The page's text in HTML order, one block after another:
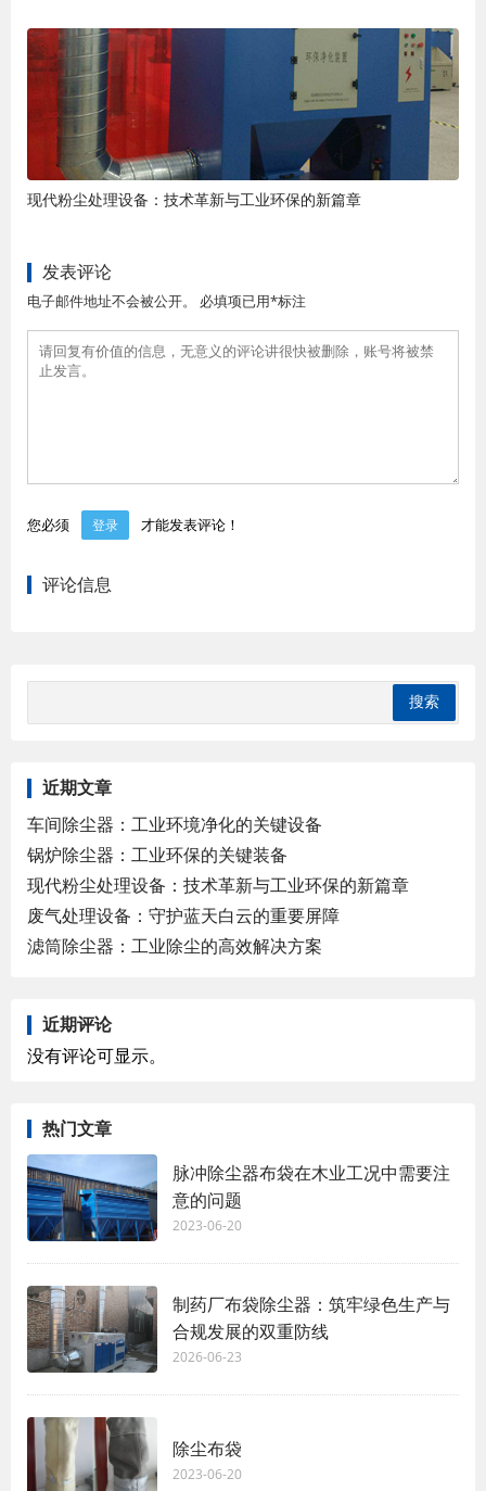
现代粉尘处理设备：技术革新与工业环保的新篇章
发表评论
电子邮件地址不会被公开。 必填项已用*标注
您必须 登录 才能发表评论！
评论信息
近期文章
车间除尘器：工业环境净化的关键设备
锅炉除尘器：工业环保的关键装备
现代粉尘处理设备：技术革新与工业环保的新篇章
废气处理设备：守护蓝天白云的重要屏障
滤筒除尘器：工业除尘的高效解决方案
近期评论
没有评论可显示。
热门文章
脉冲除尘器布袋在木业工况中需要注
意的问题
2023-06-20
制药厂布袋除尘器：筑牢绿色生产与
合规发展的双重防线
2026-06-23
除尘布袋
2023-06-20